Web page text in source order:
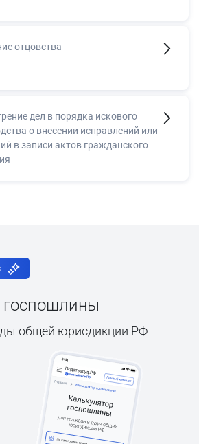
отцовства
дел в порядка искового
о внесении исправлений или
в записи актов гражданского
госпошлины
общей юрисдикции РФ